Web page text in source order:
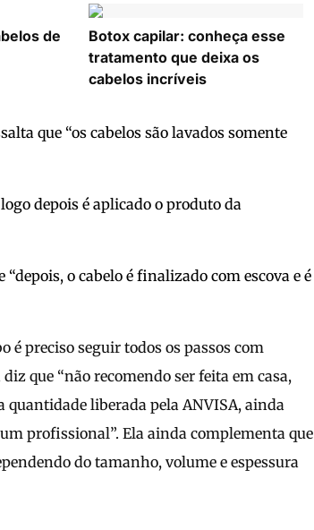
de
Botox capilar: conheça esse
tratamento que deixa os
cabelos incríveis
que “os cabelos são lavados somente
depois é aplicado o produto da
o cabelo é finalizado com escova e é
é preciso seguir todos os passos com
que “não recomendo ser feita em casa,
liberada pela ANVISA, ainda
profissional”. Ela ainda complementa que
do tamanho, volume e espessura